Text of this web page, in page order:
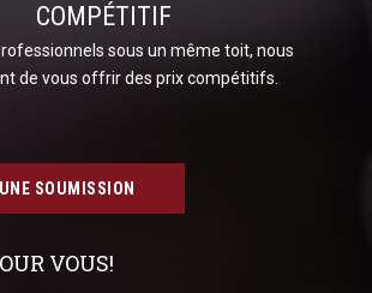
COMPÉTITIF
sous un même toit, nous
de vous offrir des prix compétitifs.
SOUMISSION
VOUS!